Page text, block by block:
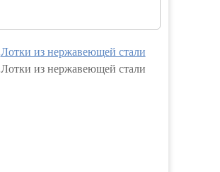
Лотки из нержавеющей стали
Лотки из нержавеющей стали